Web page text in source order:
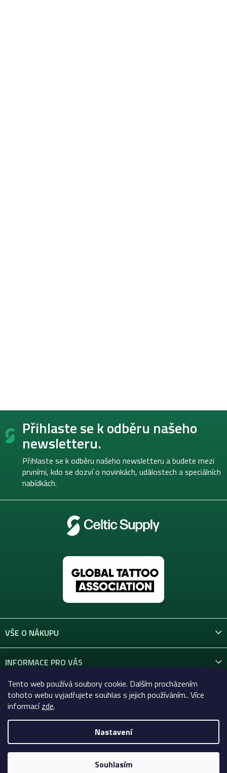
Tento web používá soubory cookie. Dalším procházením
tohoto webu vyjadřujete souhlas s jejich používáním.. Více
informacízde.
Nastavení
Souhlasím
Z
Přihlaste se k odběru našeho
newsletteru.
Přihlaste se k odběru našeho newsletteru a budete mezi
prvními, kdo se dozví o novinkách, událostech a speciálních
nabídkách.
VŠE O NÁKUPU
INFORMACE PRO VÁS
KONTAKT
Copyright 2026Celtic-Supply.cz | Vše pro tetování a
permanentní makeup. Všechna práva vyhrazena.